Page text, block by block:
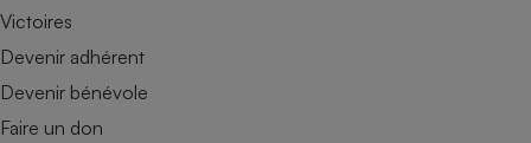
Victoires
Devenir adhérent
Devenir bénévole
Faire un don